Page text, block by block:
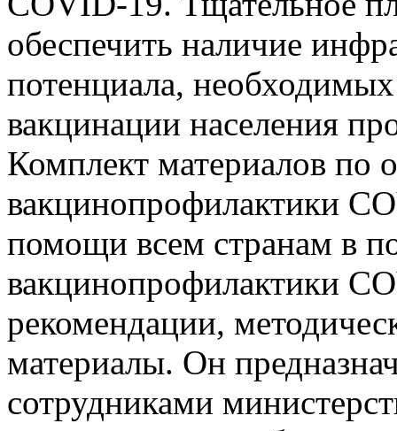
обеспечить наличие
потенциала,
вакцинации населения
Комплект материалов по
вакцинопрофилактики
помощи всем странам в
вакцинопрофилактики
рекомендации,
материалы. Он
сотрудниками